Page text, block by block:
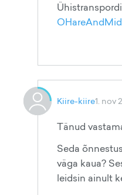
Kiire-kiire1. nov
Tänud
Seda
väga kaua?
leidsin ainult